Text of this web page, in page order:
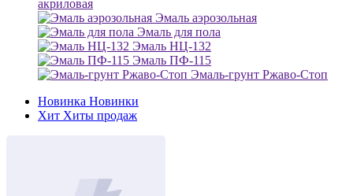
акриловая
Эмаль аэрозольная
Эмаль для пола
Эмаль НЦ-132
Эмаль ПФ-115
Эмаль-грунт Ржаво-Стоп
Новинка Новинки
Хит Хиты продаж